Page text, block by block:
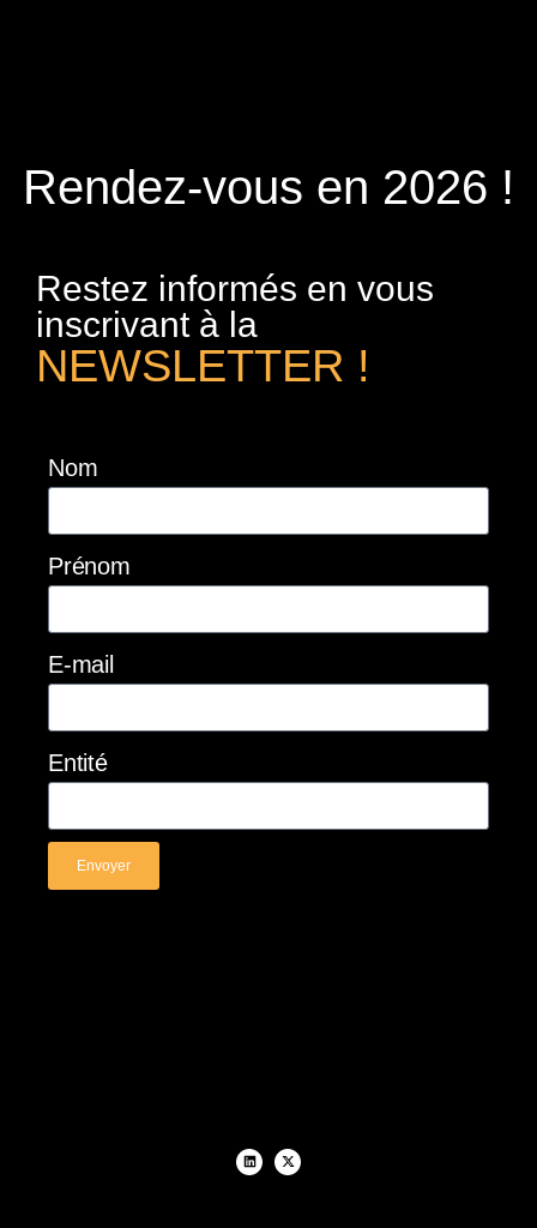
Rendez-vous en 2026 !
Restez informés en vous
inscrivant à la
NEWSLETTER !
Nom
Prénom
E-mail
Entité
Envoyer